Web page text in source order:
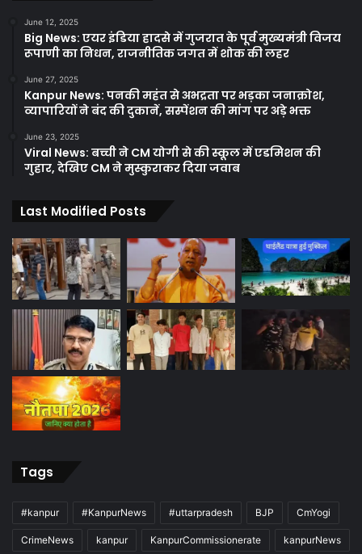
June 12, 2025
Big News: एयर इंडिया हादसे में गुजरात के पूर्व मुख्यमंत्री विजय
रूपाणी का निधन, राजनीतिक जगत में शोक की लहर
June 27, 2025
Kanpur News: पनकी महंत से अभद्रता पर भड़का जनाक्रोश,
व्यापारियों ने बंद की दुकानें, सस्पेंशन की मांग पर अड़े भक्त
June 23, 2025
Viral News: बच्ची ने CM योगी से की स्कूल में एडमिशन की
गुहार, देखिए CM ने मुस्कुराकर दिया जवाब
Last Modified Posts
Tags
#kanpur #KanpurNews #uttarpradesh BJP CmYogi
CrimeNews kanpur KanpurCommissionerate kanpurNews